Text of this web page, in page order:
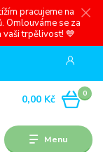
pracujeme na
Omlouváme se za
vaši trpělivost! 💙
Menu
0
0,00 Kč